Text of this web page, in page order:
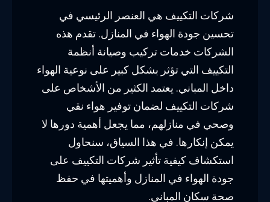
شركات التكييف هي العنصر الرئيسي في
تحسين جودة الهواء في المنازل. تقدم هذه
الشركات خدمات تركيب وصيانة أنظمة
التكييف التي تؤثر بشكل كبير على نوعية الهواء
داخل المباني. يعتمد الكثير من الأشخاص على
شركات التكييف لضمان توفير هواء نقي
وصحي في منازلهم، مما يجعل أهمية دورها لا
يمكن إنكارها. في هذا السياق، سنحاول
استكشاف كيفية تأثير شركات التكييف على
جودة الهواء في المنازل وأهميتها في حفظ
صحة سكان المباني.